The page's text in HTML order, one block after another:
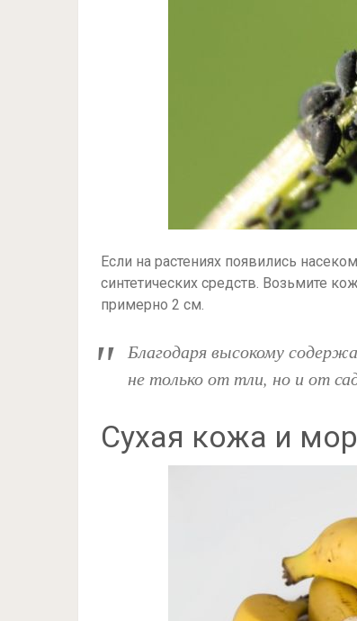
Если на растениях появились
синтетических средств. Возьмите
примерно 2 см.
Благодаря высокому
не только от тли, но и от
Сухая кожа и